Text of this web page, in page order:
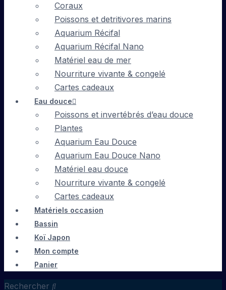
Coraux
Poissons et detritivores marins
Aquarium Récifal
Aquarium Récifal Nano
Matériel eau de mer
Nourriture vivante & congelé
Cartes cadeaux
Eau douce
Poissons et invertébrés d’eau douce
Plantes
Aquarium Eau Douce
Aquarium Eau Douce Nano
Matériel eau douce
Nourriture vivante & congelé
Cartes cadeaux
Matériels occasion
Bassin
Koï Japon
Mon compte
Panier
Rechercher